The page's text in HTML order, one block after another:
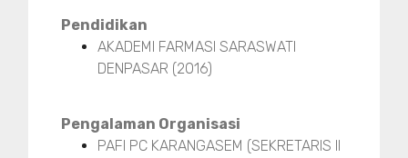
Pendidikan
AKADEMI FARMASI SARASWATI
DENPASAR (2016)
Pengalaman Organisasi
PAFI PC KARANGASEM (SEKRETARIS II